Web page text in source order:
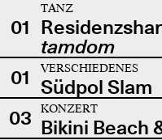
01
TANZ
tamdom
01
VERSCHIEDENES
Südpol Slam
03
KONZERT
Bikini Beach